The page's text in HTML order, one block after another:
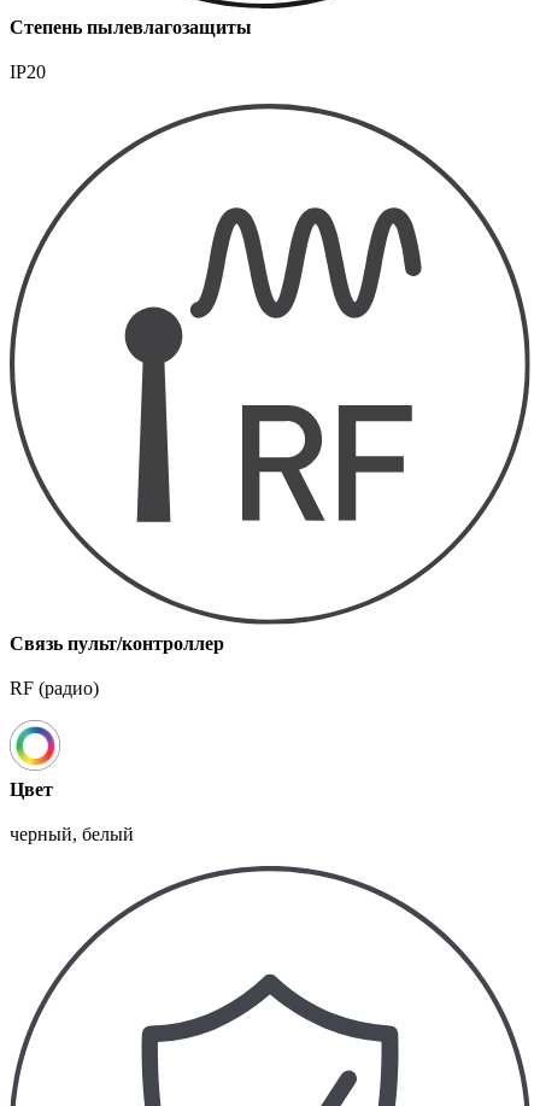
Степень пылевлагозащиты
IP20
Связь пульт/контроллер
RF (радио)
Цвет
черный, белый